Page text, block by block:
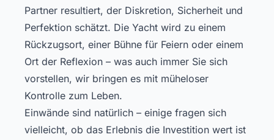
Partner resultiert, der Diskretion, Sicherheit und
Perfektion schätzt. Die Yacht wird zu einem
Rückzugsort, einer Bühne für Feiern oder einem
Ort der Reflexion – was auch immer Sie sich
vorstellen, wir bringen es mit müheloser
Kontrolle zum Leben.
Einwände sind natürlich – einige fragen sich
vielleicht, ob das Erlebnis die Investition wert ist